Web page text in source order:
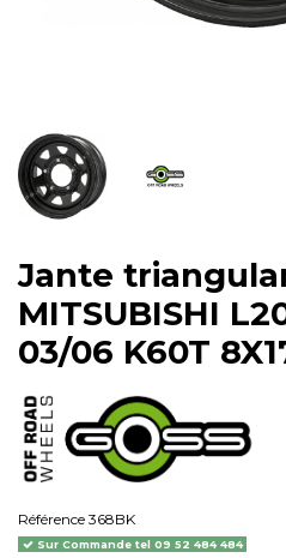
Jante
MITSUBISHI
03/06 K60T
Référence 368BK
Sur Commande tel 09 52 484 484